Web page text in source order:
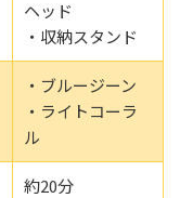
ヘッド
・収納スタンド
・ブルージーン
・ライトコーラ
ル
約20分